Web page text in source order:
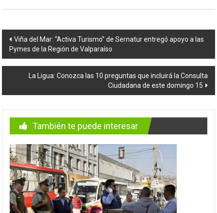
Navegación
de
entradas
Viña del Mar: “Activa Turismo” de Sernatur entregó apoyo a las
Pymes de la Región de Valparaíso
La Ligua: Conozca las 10 preguntas que incluirá la Consulta
Ciudadana de este domingo 15
También te puede interesar